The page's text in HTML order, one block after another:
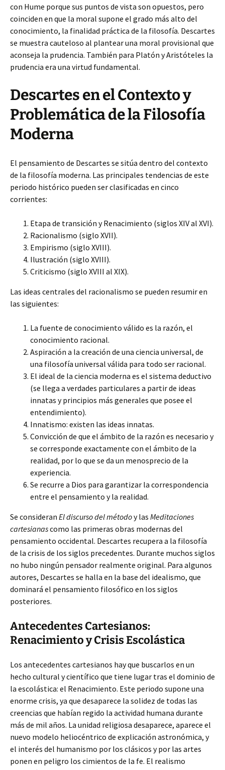
con Hume porque sus puntos de vista son opuestos, pero
coinciden en que la moral supone el grado más alto del
conocimiento, la finalidad práctica de la filosofía. Descartes
se muestra cauteloso al plantear una moral provisional que
aconseja la prudencia. También para Platón y Aristóteles la
prudencia era una virtud fundamental.
Descartes en el Contexto y
Problemática de la Filosofía
Moderna
El pensamiento de Descartes se sitúa dentro del contexto
de la filosofía moderna. Las principales tendencias de este
periodo histórico pueden ser clasificadas en cinco
corrientes:
Etapa de transición y Renacimiento (siglos XIV al XVI).
Racionalismo (siglo XVII).
Empirismo (siglo XVIII).
Ilustración (siglo XVIII).
Criticismo (siglo XVIII al XIX).
Las ideas centrales del racionalismo se pueden resumir en
las siguientes:
La fuente de conocimiento válido es la razón, el
conocimiento racional.
Aspiración a la creación de una ciencia universal, de
una filosofía universal válida para todo ser racional.
El ideal de la ciencia moderna es el sistema deductivo
(se llega a verdades particulares a partir de ideas
innatas y principios más generales que posee el
entendimiento).
Innatismo: existen las ideas innatas.
Convicción de que el ámbito de la razón es necesario y
se corresponde exactamente con el ámbito de la
realidad, por lo que se da un menosprecio de la
experiencia.
Se recurre a Dios para garantizar la correspondencia
entre el pensamiento y la realidad.
Se consideran El discurso del métodoy las Meditaciones
cartesianascomo las primeras obras modernas del
pensamiento occidental. Descartes recupera a la filosofía
de la crisis de los siglos precedentes. Durante muchos siglos
no hubo ningún pensador realmente original. Para algunos
autores, Descartes se halla en la base del idealismo, que
dominará el pensamiento filosófico en los siglos
posteriores.
Antecedentes Cartesianos:
Renacimiento y Crisis Escolástica
Los antecedentes cartesianos hay que buscarlos en un
hecho cultural y científico que tiene lugar tras el dominio de
la escolástica: el Renacimiento. Este periodo supone una
enorme crisis, ya que desaparece la solidez de todas las
creencias que habían regido la actividad humana durante
más de mil años. La unidad religiosa desaparece, aparece el
nuevo modelo heliocéntrico de explicación astronómica, y
el interés del humanismo por los clásicos y por las artes
ponen en peligro los cimientos de la fe. El realismo